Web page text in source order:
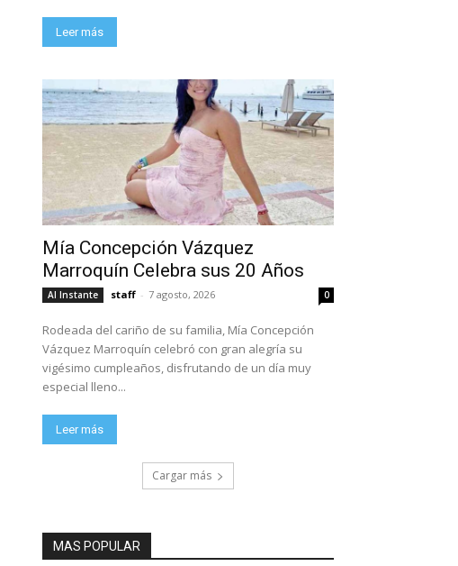
Leer más
Mía Concepción Vázquez
Marroquín Celebra sus 20 Años
Al Instante staff - 7 agosto, 2026 0
Rodeada del cariño de su familia, Mía Concepción
Vázquez Marroquín celebró con gran alegría su
vigésimo cumpleaños, disfrutando de un día muy
especial lleno...
Leer más
Cargar más
MAS POPULAR